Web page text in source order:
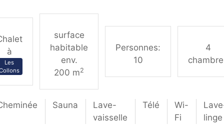
à
Les
surface
habitable
env.
200 m2
Personnes:
10
4
Sauna
Lave-
vaisselle
Télé
Wi-
Fi
linge